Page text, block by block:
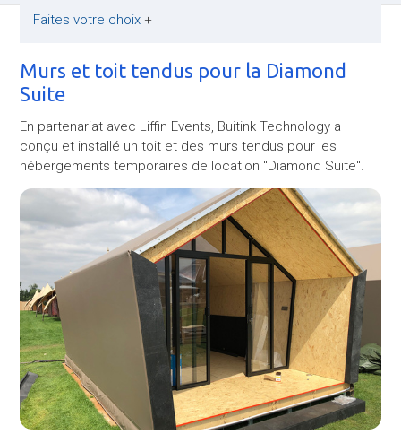
Faites votre choix +
Murs et toit tendus pour la Diamond
Suite
En partenariat avec Liffin Events, Buitink Technology a
conçu et installé un toit et des murs tendus pour les
hébergements temporaires de location "Diamond Suite".